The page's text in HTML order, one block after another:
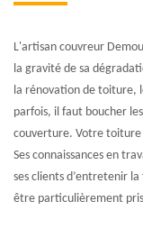
L'artisan couvreur
la gravité de sa
la rénovation de toiture,
parfois, il faut boucher
couverture. Votre toiture
Ses connaissances en
ses clients d’entretenir
être particulièrement